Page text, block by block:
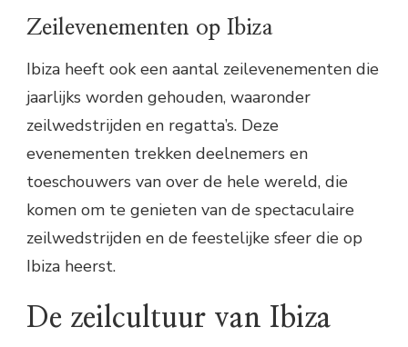
Zeilevenementen op Ibiza
Ibiza heeft ook een aantal zeilevenementen die
jaarlijks worden gehouden, waaronder
zeilwedstrijden en regatta’s. Deze
evenementen trekken deelnemers en
toeschouwers van over de hele wereld, die
komen om te genieten van de spectaculaire
zeilwedstrijden en de feestelijke sfeer die op
Ibiza heerst.
De zeilcultuur van Ibiza